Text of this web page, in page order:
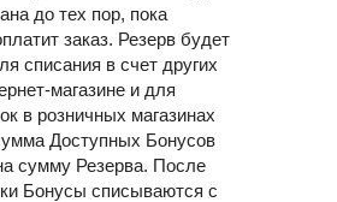
до тех пор, пока
заказ. Резерв будет
списания в счет других
магазине и для
в розничных магазинах
Доступных Бонусов
сумму Резерва. После
Бонусы списываются с